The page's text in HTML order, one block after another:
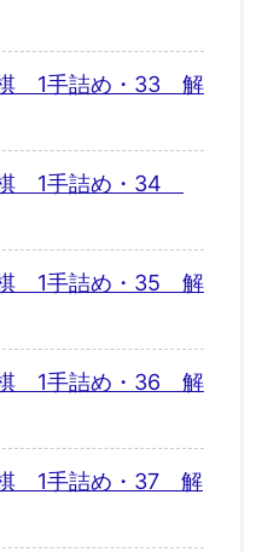
棋 1手詰め・33 解
棋 1手詰め・34
棋 1手詰め・35 解
棋 1手詰め・36 解
棋 1手詰め・37 解